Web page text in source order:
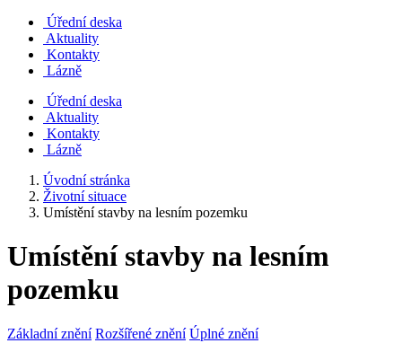
Úřední deska
Aktuality
Kontakty
Lázně
Úřední deska
Aktuality
Kontakty
Lázně
Úvodní stránka
Životní situace
Umístění stavby na lesním pozemku
Umístění stavby na lesním
pozemku
Základní znění Rozšířené znění Úplné znění